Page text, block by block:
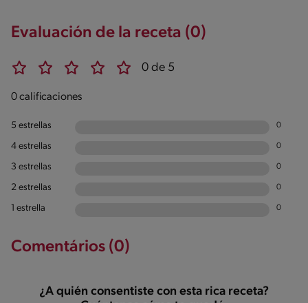
Evaluación de la receta (0)
0 de 5
0 calificaciones
5 estrellas 0
4 estrellas 0
3 estrellas 0
2 estrellas 0
1 estrella 0
Comentários (0)
¿A quién consentiste con esta rica receta?